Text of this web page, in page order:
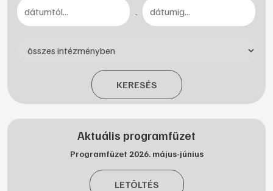
-
KERESÉS
Aktuális programfüzet
Programfüzet 2026. május-június
LETÖLTÉS